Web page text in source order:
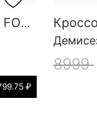
Кроссовки Strobbs TRAIL FORCE YOW SG M 3818-10
₽
8999